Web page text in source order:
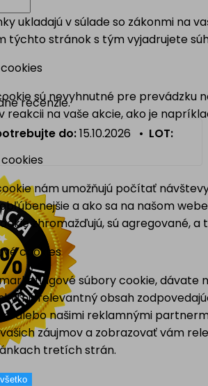
recenzie.
do:15.10.2026 • LOT:
ukladajú v súlade so zákonmi na
týchto stránok s tým vyjadrujete
sú nevyhnutné pre prevádzku
reakcii na vaše akcie, ako je
nám umožňujú počítať
a ako sa na našom
zhromažďujú, sú agregované, a
cookies
súbory cookie, dávate
relevantný obsah
alebo našimi reklamnými
záujmov a zobrazovať vám
tretích strán.